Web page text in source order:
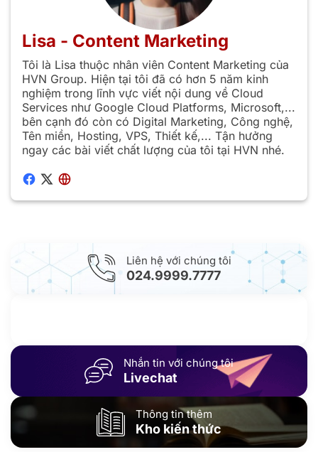
Lisa - Content Marketing
Tôi là Lisa thuộc nhân viên Content Marketing của
HVN Group. Hiện tại tôi đã có hơn 5 năm kinh
nghiệm trong lĩnh vực viết nội dung về Cloud
Services như Google Cloud Platforms, Microsoft,...
bên cạnh đó còn có Digital Marketing, Công nghệ,
Tên miền, Hosting, VPS, Thiết kế,... Tận hưởng
ngay các bài viết chất lượng của tôi tại HVN nhé.
Liên hệ với chúng tôi
024.9999.7777
Nhắn tin với chúng tôi
Livechat
Thông tin thêm
Kho kiến thức